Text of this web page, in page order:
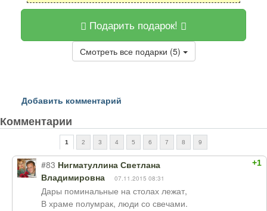
Подарить подарок!
Смотреть все подарки (5)
Добавить комментарий
Комментарии
1 2 3 4 5 6 7 8 9
+1
#83 Нигматуллина Светлана
Владимировна
07.11.2015 08:31
Дары поминальные на столах лежат,
В храме полумрак, люди со свечами.